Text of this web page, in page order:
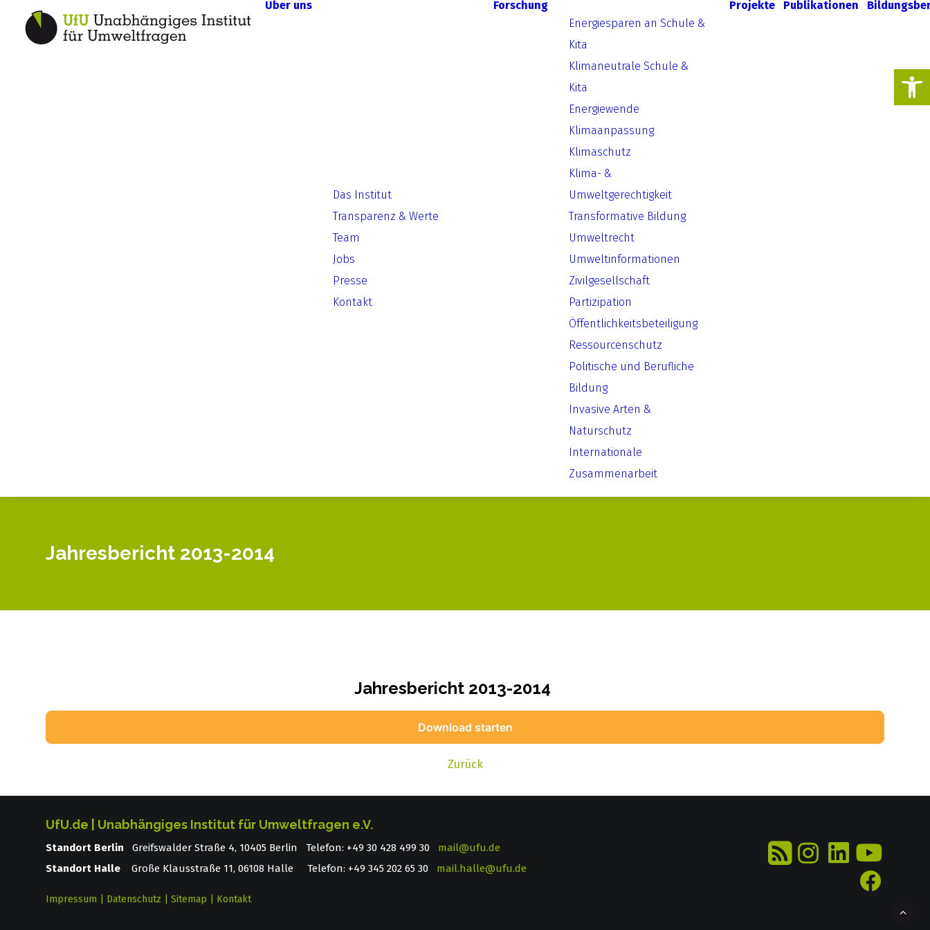
Über uns
Das Institut
Transparenz & Werte
Team
Jobs
Presse
Kontakt
Forschung
Energiesparen an Schule &
Kita
Klimaneutrale Schule &
Kita
Energiewende
Klimaanpassung
Klimaschutz
Klima- &
Umweltgerechtigkeit
Transformative Bildung
Umweltrecht
Umweltinformationen
Zivilgesellschaft
Partizipation
Öffentlichkeitsbeteiligung
Ressourcenschutz
Politische und Berufliche
Bildung
Invasive Arten &
Naturschutz
Internationale
Zusammenarbeit
Projekte Publikationen
Jahresbericht 2013-2014
Jahresbericht 2013-2014
Download starten
Zurück
UfU.de | Unabhängiges Institut für Umweltfragen e.V.
Standort Berlin ­ Greifswalder Straße 4, 10405 Berlin Telefon: +49 30 428 499 30 mail@ufu.de
Standort Halle Große Klausstraße 11, 06108 Halle Telefon: +49 345 202 65 30 mail.halle@ufu.de
Impressum Datenschutz Sitemap Kontakt